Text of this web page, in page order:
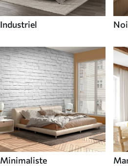
Industriel
Minimaliste